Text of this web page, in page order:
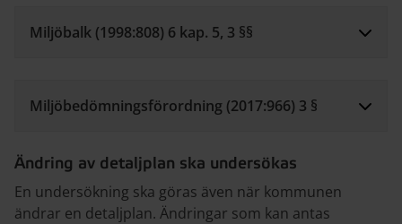
Miljöbalk (1998:808) 6 kap. 5, 3 §§
Miljöbedömningsförordning (2017:966) 3 §
Ändring av detaljplan ska undersökas
En undersökning ska göras även när kommunen
ändrar en detaljplan. Ändringar som kan antas